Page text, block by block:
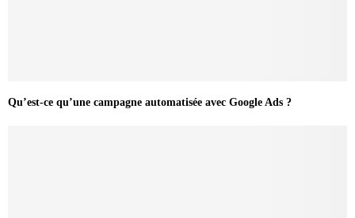
Qu’est-ce qu’une campagne automatisée avec Google Ads ?